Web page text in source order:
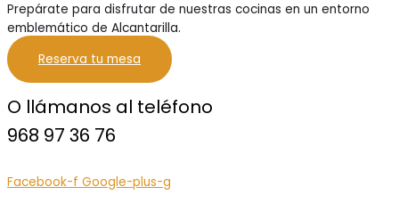
Prepárate para disfrutar de nuestras cocinas en un entorno
emblemático de Alcantarilla.
Reserva tu mesa
O llámanos al teléfono
968 97 36 76
Facebook-f Google-plus-g